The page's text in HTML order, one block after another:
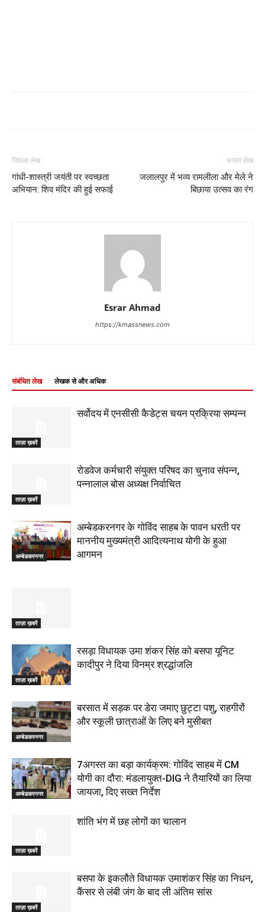
पिछला लेख
गांधी-शास्त्री जयंती पर स्वच्छता
अभियान: शिव मंदिर की हुई सफाई
अगला लेख
जलालपुर में भव्य रामलीला और मेले ने
बिछाया उत्सव का रंग
Esrar Ahmad
https://kmassnews.com
संबंधित लेख लेखक से और अधिक
ताज़ा ख़बरें
सर्वोदय में एनसीसी कैडेट्स चयन प्रक्रिया सम्पन्न
ताज़ा ख़बरें
रोडवेज कर्मचारी संयुक्त परिषद का चुनाव संपन्न,
पन्नालाल बोस अध्यक्ष निर्वाचित
अम्बेडकरनगर
अम्बेडकरनगर के गोविंद साहब के पावन धरती पर
माननीय मुख्यमंत्री आदित्यनाथ योगी के हुआ
आगमन
ताज़ा ख़बरें
ताज़ा ख़बरें
रसड़ा विधायक उमा शंकर सिंह को बसपा यूनिट
कादीपुर ने दिया विनम्र श्रद्धांजलि
अम्बेडकरनगर
बरसात में सड़क पर डेरा जमाए छुट्टा पशु, राहगीरों
और स्कूली छात्राओं के लिए बने मुसीबत
अम्बेडकरनगर
7अगस्त का बड़ा कार्यक्रम: गोविंद साहब में CM
योगी का दौरा: मंडलायुक्त-DIG ने तैयारियों का लिया
जायजा, दिए सख्त निर्देश
ताज़ा ख़बरें
शांति भंग में छह लोगों का चालान
ताज़ा ख़बरें
बसपा के इकलौते विधायक उमाशंकर सिंह का निधन,
कैंसर से लंबी जंग के बाद ली अंतिम सांस